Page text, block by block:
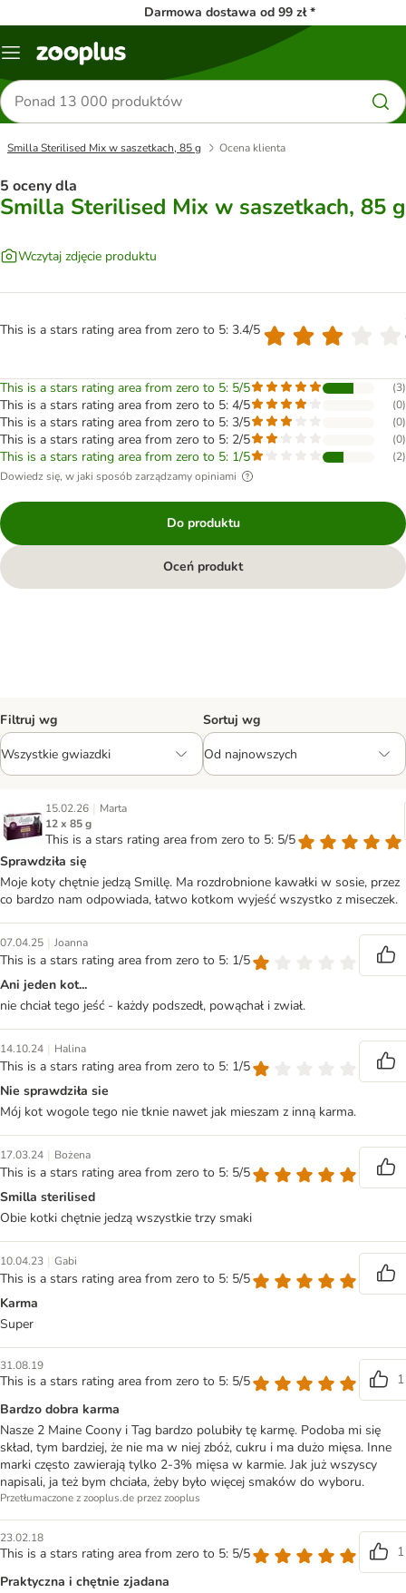
Darmowa dostawa od 99 zł *
Menu
Szukaj
produktów
Smilla Sterilised Mix w saszetkach, 85 g Ocena klienta
5 oceny dla
Smilla Sterilised Mix w saszetkach, 85 g
Wczytaj zdjęcie produktu
This is a stars rating area from zero to 5: 3.4/5
This is a stars rating area from zero to 5: 5/5 (3)
This is a stars rating area from zero to 5: 4/5 (0)
This is a stars rating area from zero to 5: 3/5 (0)
This is a stars rating area from zero to 5: 2/5 (0)
This is a stars rating area from zero to 5: 1/5 (2)
Dowiedz się, w jaki sposób zarządzamy opiniami
Do produktu
Oceń produkt
Filtruj wg Sortuj wg
15.02.26 | Marta
12 x 85 g
This is a stars rating area from zero to 5: 5/5
Sprawdziła się
Moje koty chętnie jedzą Smillę. Ma rozdrobnione kawałki w sosie, przez
co bardzo nam odpowiada, łatwo kotkom wyjeść wszystko z miseczek.
07.04.25 | Joanna
This is a stars rating area from zero to 5: 1/5
Ani jeden kot...
nie chciał tego jeść - każdy podszedł, powąchał i zwiał.
14.10.24 | Halina
This is a stars rating area from zero to 5: 1/5
Nie sprawdziła sie
Mój kot wogole tego nie tknie nawet jak mieszam z inną karma.
17.03.24 | Bożena
This is a stars rating area from zero to 5: 5/5
Smilla sterilised
Obie kotki chętnie jedzą wszystkie trzy smaki
10.04.23 | Gabi
This is a stars rating area from zero to 5: 5/5
Karma
Super
31.08.19
This is a stars rating area from zero to 5: 5/5
1
Bardzo dobra karma
Nasze 2 Maine Coony i Tag bardzo polubiły tę karmę. Podoba mi się
skład, tym bardziej, że nie ma w niej zbóż, cukru i ma dużo mięsa. Inne
marki często zawierają tylko 2-3% mięsa w karmie. Jak już wszyscy
napisali, ja też bym chciała, żeby było więcej smaków do wyboru.
Przetłumaczone z zooplus.de przez zooplus
23.02.18
This is a stars rating area from zero to 5: 5/5
1
Praktyczna i chętnie zjadana